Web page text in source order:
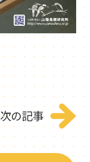
次の記事